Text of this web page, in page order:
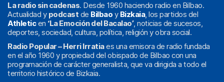
La radio sin cadenas. Desde 1960 haciendo radio en Bilbao.
Actualidad y podcast de Bilbao y Bizkaia, los partidos del
Athleticen ‘La Emoción del Bacalao’, noticias de sucesos,
deportes, sociedad, cultura, política, religión y obra social.
Radio Popular – Herri Irratiaes una emisora de radio fundada
en el año 1960 y propiedad del obispado de Bilbao con una
programación de carácter generalista, que va dirigida a todo el
territorio histórico de Bizkaia.